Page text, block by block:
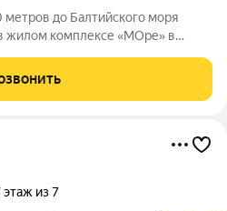
жилом комплексе «МОре» в
этаж из 7